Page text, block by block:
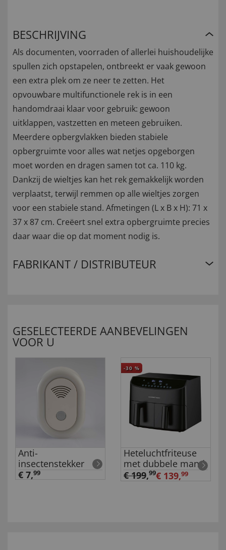
BESCHRIJVING
Als documenten, voorraden of allerlei huishoudelijke
spullen zich opstapelen, ontbreekt er vaak gewoon
een extra plek om ze neer te zetten. Het
opvouwbare multifunctionele rek is in een
handomdraai klaar voor gebruik: gewoon
uitklappen, vastzetten en meteen gebruiken.
Meerdere opbergvlakken bieden stabiele
opbergruimte voor alles wat netjes opgeborgen
moet worden en dragen samen tot ca. 110 kg.
Dankzij de wieltjes kan het rek gemakkelijk worden
verplaatst, terwijl remmen op alle wieltjes zorgen
voor een stabiele stand. Afmetingen (L x B x H): 71 x
37 x 87 cm. Creëert snel extra opbergruimte precies
daar waar die op dat moment nodig is.
FABRIKANT / DISTRIBUTEUR
GESELECTEERDE AANBEVELINGEN
VOOR U
Anti-
insectenstekker
€ 7,99
-30 %
Heteluchtfriteuse
met dubbele mand
€ 199,99€ 139,99